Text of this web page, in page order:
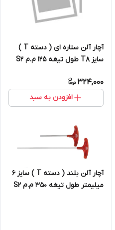
آچار آلن ستاره ای ( دسته T )
سایز T8 طول تیغه 125 م.م S2
324,000
افزودن به سبد
آچار آلن بلند ( دسته T ) سایز 6
میلیمتر طول تیغه 350 م.م S2